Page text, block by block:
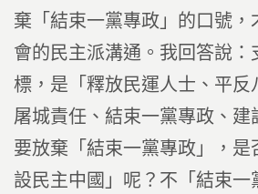
棄「結束一黨專政」的口號，
會的民主派溝通。我回答說：
標，是「釋放民運人士、平反
屠城責任、結束一黨專政、建
要放棄「結束一黨專政」，是
設民主中國」呢？不「結束一